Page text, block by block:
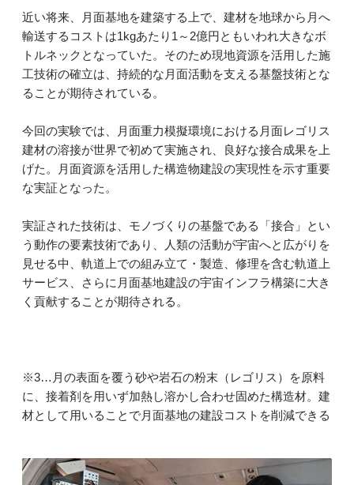
近い将来、月面基地を建築する上で、建材を地球から月へ
輸送するコストは1kgあたり1～2億円ともいわれ大きなボ
トルネックとなっていた。そのため現地資源を活用した施
工技術の確立は、持続的な月面活動を支える基盤技術とな
ることが期待されている。
今回の実験では、月面重力模擬環境における月面レゴリス
建材の溶接が世界で初めて実施され、良好な接合成果を上
げた。月面資源を活用した構造物建設の実現性を示す重要
な実証となった。
実証された技術は、モノづくりの基盤である「接合」とい
う動作の要素技術であり、人類の活動が宇宙へと広がりを
見せる中、軌道上での組み立て・製造、修理を含む軌道上
サービス、さらに月面基地建設の宇宙インフラ構築に大き
く貢献することが期待される。
※3…月の表面を覆う砂や岩石の粉末（レゴリス）を原料
に、接着剤を用いず加熱し溶かし合わせ固めた構造材。建
材として用いることで月面基地の建設コストを削減できる